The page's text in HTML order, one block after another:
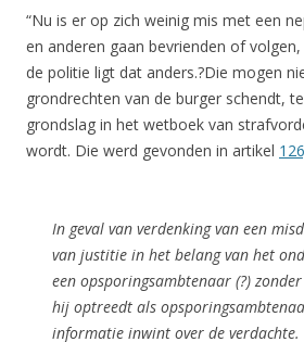
“Nu is er op zich weinig mis met een
en anderen gaan bevrienden of
de politie ligt dat anders.?Die mogen
grondrechten van de burger schendt,
grondslag in het wetboek van
wordt. Die werd gevonden in artikel
In geval van verdenking van een
van justitie in het belang van het
een opsporingsambtenaar (?)
hij optreedt als
informatie inwint over de verdachte.